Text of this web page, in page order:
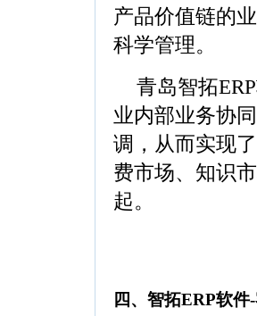
产品价值链的
科学管理。
青岛智拓
业内部业务协
调，从而实现
费市场、知识
起。
四、智拓ERP软